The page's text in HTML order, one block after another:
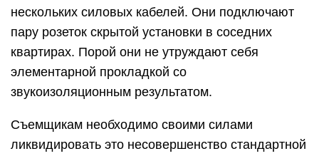
нескольких силовых кабелей. Они подключают
пару розеток скрытой установки в соседних
квартирах. Порой они не утруждают себя
элементарной прокладкой со
звукоизоляционным результатом.
Съемщикам необходимо своими силами
ликвидировать это несовершенство стандартной